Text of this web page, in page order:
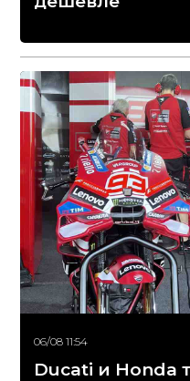
06/08 11:54
Ducati и Honda